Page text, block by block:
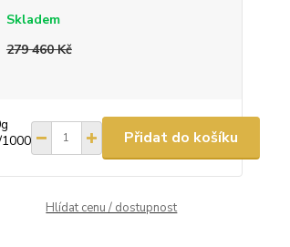
Skladem
279 460 Kč
Přidat do košíku
Hlídat cenu / dostupnost